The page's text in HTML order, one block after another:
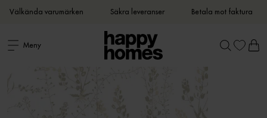
Välkända varumärken Säkra leveranser Betala mot faktura
Meny